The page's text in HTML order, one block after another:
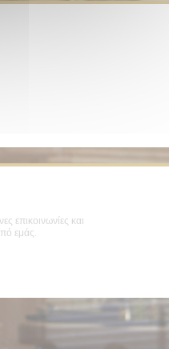
σε νέο παράθυρο))
παράθυρο))
σε νέο παράθυρο))
επικοινωνίες και
εμάς.